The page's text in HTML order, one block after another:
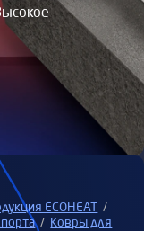
ECOHEAT
/
/ Ковры для